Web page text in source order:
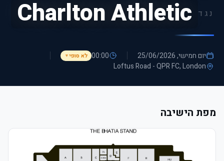
נגד Charlton Athletic
יום חמישי, 25/06/2026 00:00 לא סופי▼
Loftus Road - QPR FC, London
מפת הישיבה